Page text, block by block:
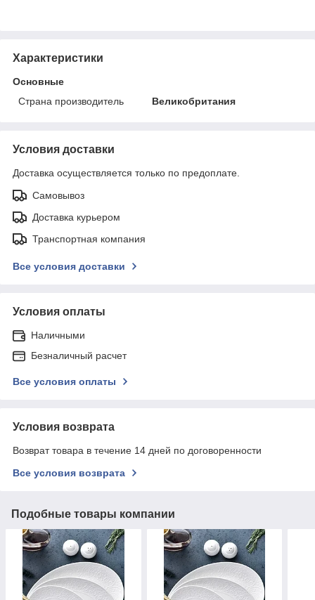
Характеристики
Основные
Страна производитель
Великобритания
Условия доставки
Доставка осуществляется только по предоплате.
Самовывоз
Доставка курьером
Транспортная компания
Все условия доставки
Условия оплаты
Наличными
Безналичный расчет
Все условия оплаты
Условия возврата
Возврат товара в течение 14 дней по договоренности
Все условия возврата
Подобные товары компании